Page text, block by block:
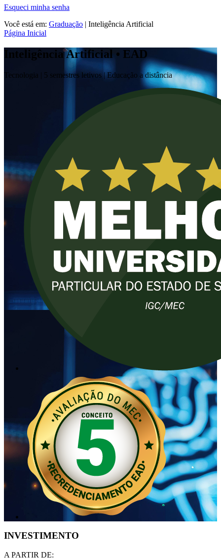
Esqueci minha senha
Você está em: Graduação | Inteligência Artificial
Página Inicial
Inteligência Artificial • EAD
Tecnologia | 5 semestres letivos | Educação a distância
INVESTIMENTO
A PARTIR DE: